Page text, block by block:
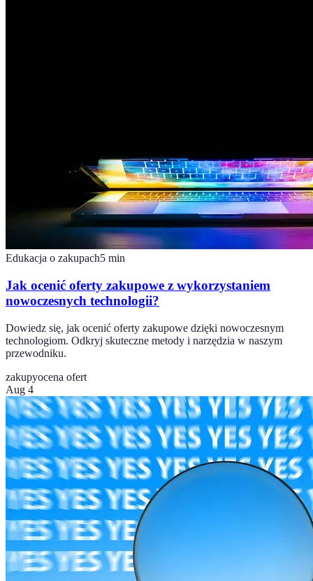
Edukacja o zakupach5 min
Jak ocenić oferty zakupowe z wykorzystaniem
nowoczesnych technologii?
Dowiedz się, jak ocenić oferty zakupowe dzięki nowoczesnym
technologiom. Odkryj skuteczne metody i narzędzia w naszym
przewodniku.
zakupyocena ofert
Aug 4